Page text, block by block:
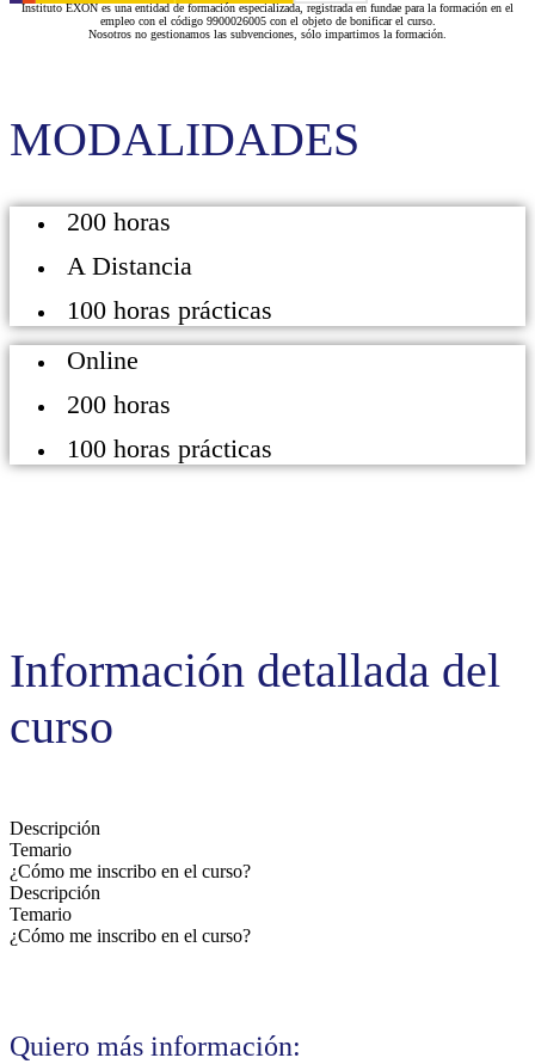
Instituto EXON es una entidad de formación especializada, registrada en fundae para la formación en el
empleo con el código 9900026005 con el objeto de bonificar el curso.
Nosotros no gestionamos las subvenciones, sólo impartimos la formación.
MODALIDADES
200 horas
A Distancia
100 horas prácticas
Online
200 horas
100 horas prácticas
Información detallada del
curso
Descripción
Temario
¿Cómo me inscribo en el curso?
Descripción
Temario
¿Cómo me inscribo en el curso?
Quiero más información: